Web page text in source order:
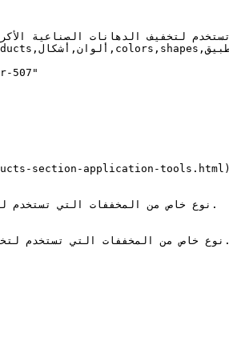
507"
section-application-tools.html)
نوع خاص من المخففات التي تستخدم